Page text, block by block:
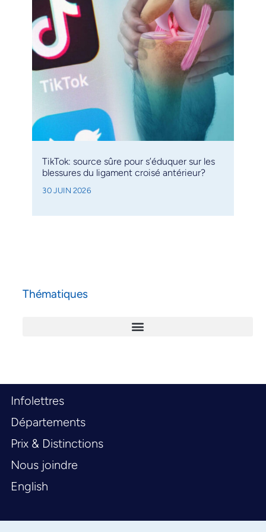
TikTok: source sûre pour s’éduquer sur les
blessures du ligament croisé antérieur?
30 JUIN 2026
Thématiques
Infolettres
Départements
Prix & Distinctions
Nous joindre
English